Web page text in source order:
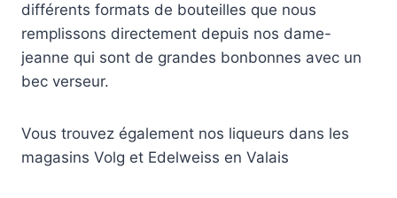
différents formats de bouteilles que nous
remplissons directement depuis nos dame-
jeanne qui sont de grandes bonbonnes avec un
bec verseur.
Vous trouvez également nos liqueurs dans les
magasins Volg et Edelweiss en Valais